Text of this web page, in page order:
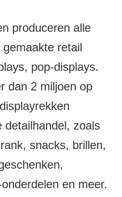
produceren alle
retail
pop-displays.
dan 2 miljoen op
detailhandel, zoals
snacks, brillen,
en meer.